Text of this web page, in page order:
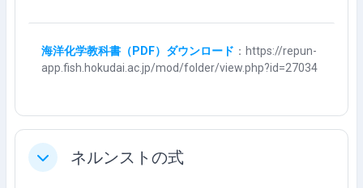
海洋化学教科書（PDF）ダウンロード ：https://repun-
app.fish.hokudai.ac.jp/mod/folder/view.php?id=27034
折叠 ネルンストの式